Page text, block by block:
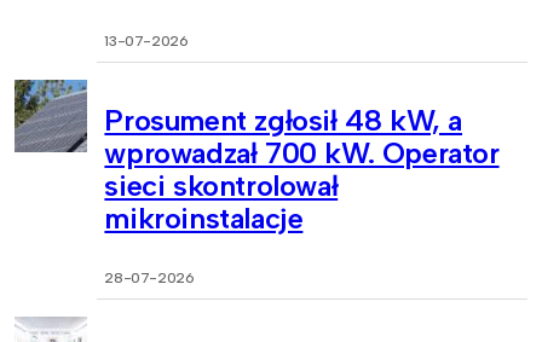
13-07-2026
Prosument zgłosił 48 kW, a
wprowadzał 700 kW. Operator
sieci skontrolował
mikroinstalacje
28-07-2026